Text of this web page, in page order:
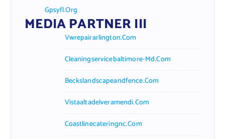
Gpsyfl.org
MEDIA PARTNER III
Vwrepairarlington.com
Cleaningservicebaltimore-Md.com
Beckslandscapeandfence.com
Vistaaltadelveramendi.com
Coastlinecateringnc.com